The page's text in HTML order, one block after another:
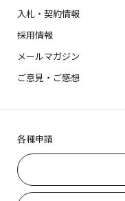
入札・契約情報
採用情報
メールマガジン
ご意見・ご感想
各種申請